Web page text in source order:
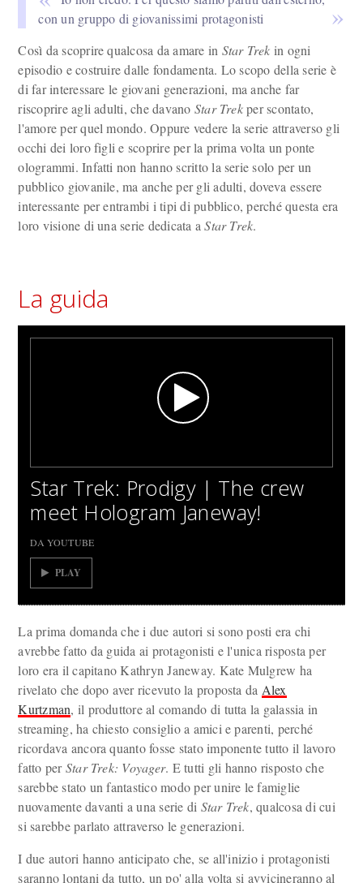
con un gruppo di giovanissimi protagonisti
Così da scoprire qualcosa da amare in Star Trek in ogni
episodio e costruire dalle fondamenta. Lo scopo della serie è
di far interessare le giovani generazioni, ma anche far
riscoprire agli adulti, che davano Star Trekper scontato,
l'amore per quel mondo. Oppure vedere la serie attraverso gli
occhi dei loro figli e scoprire per la prima volta un ponte
ologrammi. Infatti non hanno scritto la serie solo per un
pubblico giovanile, ma anche per gli adulti, doveva essere
interessante per entrambi i tipi di pubblico, perché questa era
loro visione di una serie dedicata aStar Trek.
La guida
Star Trek: Prodigy | The crew
meet Hologram Janeway!
DA YOUTUBE
PLAY
La prima domanda che i due autori si sono posti era chi
avrebbe fatto da guida ai protagonisti e l'unica risposta per
loro era il capitano Kathryn Janeway. Kate Mulgrew ha
rivelato che dopo aver ricevuto la proposta da Alex
Kurtzman, il produttore al comando di tutta la galassia in
streaming, ha chiesto consiglio a amici e parenti, perché
ricordava ancora quanto fosse stato imponente tutto il lavoro
fatto perStar Trek: Voyager. E tutti gli hanno risposto che
sarebbe stato un fantastico modo per unire le famiglie
nuovamente davanti a una serie di Star Trek, qualcosa di cui
si sarebbe parlato attraverso le generazioni.
I due autori hanno anticipato che, se all'inizio i protagonisti
saranno lontani da tutto, un po' alla volta si avvicineranno al